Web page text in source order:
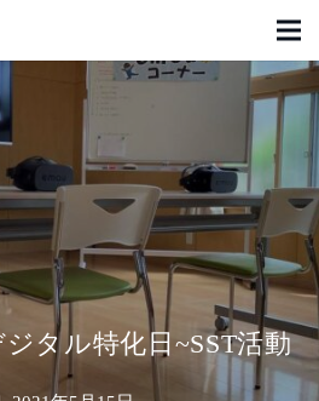
タル特化日~SST活動